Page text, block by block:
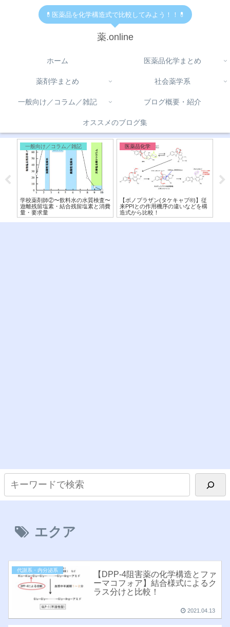
💊医薬品を化学構造式で比較してみよう！！💊
薬.online
ホーム 医薬品化学まとめ
薬剤学まとめ 社会薬学系
一般向け／コラム／雑記 ブログ概要・紹介
オススメのブログ集
一般向け／コラム／雑記
学校薬剤師②〜飲料水の水質検査〜
遊離残留塩素・結合残留塩素と消費
量・要求量
医薬品化学
【ボノプラザン(タケキャブ®︎)】従
来PPIとの作用機序の違いなどを構
造式から比較！
エクア
代謝系・内分泌系
【DPP-4阻害薬の化学構造とファ
ーマコフォア】結合様式によるク
ラス分けと比較！
2021.04.13